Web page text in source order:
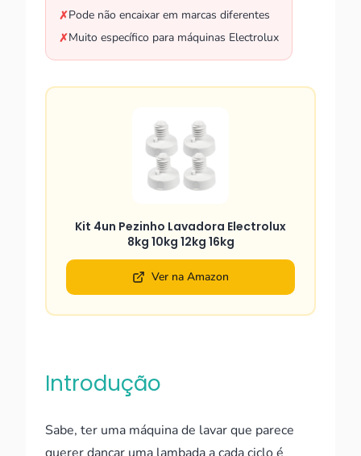
✗Pode não encaixar em marcas diferentes
✗Muito específico para máquinas Electrolux
Kit 4un Pezinho Lavadora Electrolux
8kg 10kg 12kg 16kg
Ver na Amazon
Introdução
Sabe, ter uma máquina de lavar que parece